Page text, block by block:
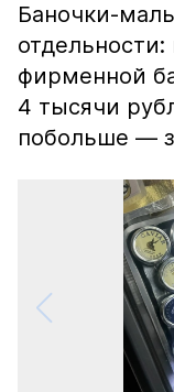
Баночки-
фирменной
4 тысячи
побольше —